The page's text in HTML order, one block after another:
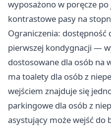
wyposażono w poręcze
kontrastowe pasy na
Ograniczenia: dostępność
pierwszej kondygnacji —
dostosowane dla osób na
ma toalety dla osób z
wejściem znajduje się
parkingowe dla osób z
asystujący może wejść